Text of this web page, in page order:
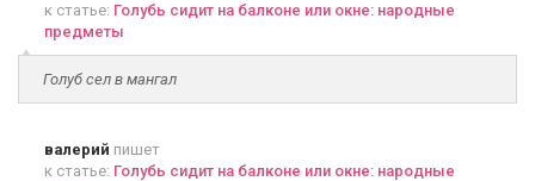
к статье: Голубь сидит на балконе или окне: народные
предметы
Голуб сел в мангал
валерий пишет
к статье: Голубь сидит на балконе или окне: народные